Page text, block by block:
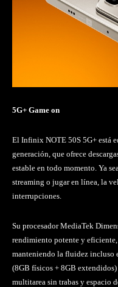
5G+ Game on
El Infinix NOTE 50S 5G+ está
generación, que ofrece
estable en todo momento. Ya
streaming o jugar en línea, la
interrupciones.
Su procesador MediaTek
rendimiento potente y
manteniendo la fluidez incluso
(8GB físicos + 8GB
multitarea sin trabas y espacio